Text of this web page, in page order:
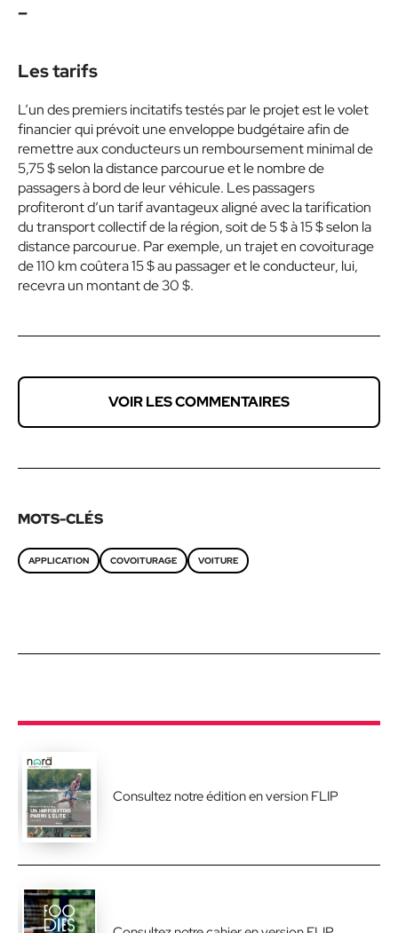
–
Les tarifs
L’un des premiers incitatifs testés par le projet est le volet
financier qui prévoit une enveloppe budgétaire afin de
remettre aux conducteurs un remboursement minimal de
5,75 $selon la distance parcourue et le nombre de
passagers à bord de leur véhicule. Les passagers
profiteront d’un tarif avantageux aligné avec la tarification
du transport collectif de la région, soit de5 $à15 $selon la
distance parcourue. Par exemple, untrajet en covoiturage
de 110 km coûtera15 $au passager et le conducteur, lui,
recevra un montant de30 $.
VOIR LES COMMENTAIRES
MOTS-CLÉS
APPLICATION COVOITURAGE VOITURE
Consultez notre édition en version FLIP